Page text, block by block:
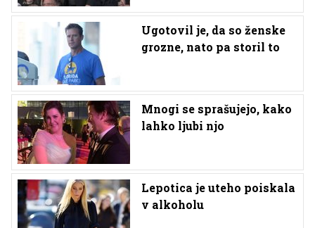
Ugotovil je, da so ženske
grozne, nato pa storil to
Mnogi se sprašujejo, kako
lahko ljubi njo
Lepotica je uteho poiskala
v alkoholu